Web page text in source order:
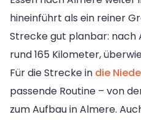
hineinführt als ein reiner
Strecke gut planbar: nach
rund 165 Kilometer,
Für die Strecke in die
passende Routine – von
zum Aufbau in Almere.